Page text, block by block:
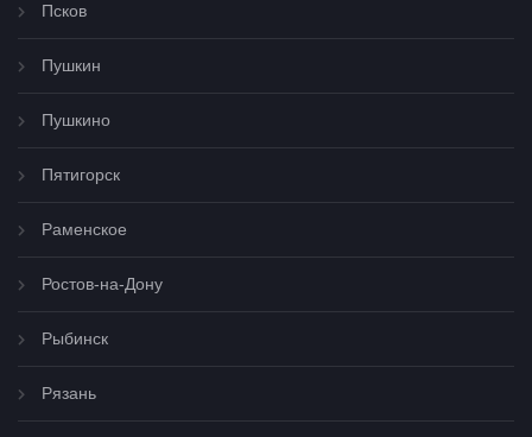
Псков
Пушкин
Пушкино
Пятигорск
Раменское
Ростов-на-Дону
Рыбинск
Рязань